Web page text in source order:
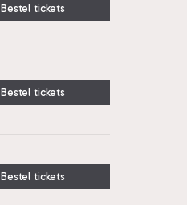
Bestel tickets
Bestel tickets
Bestel tickets